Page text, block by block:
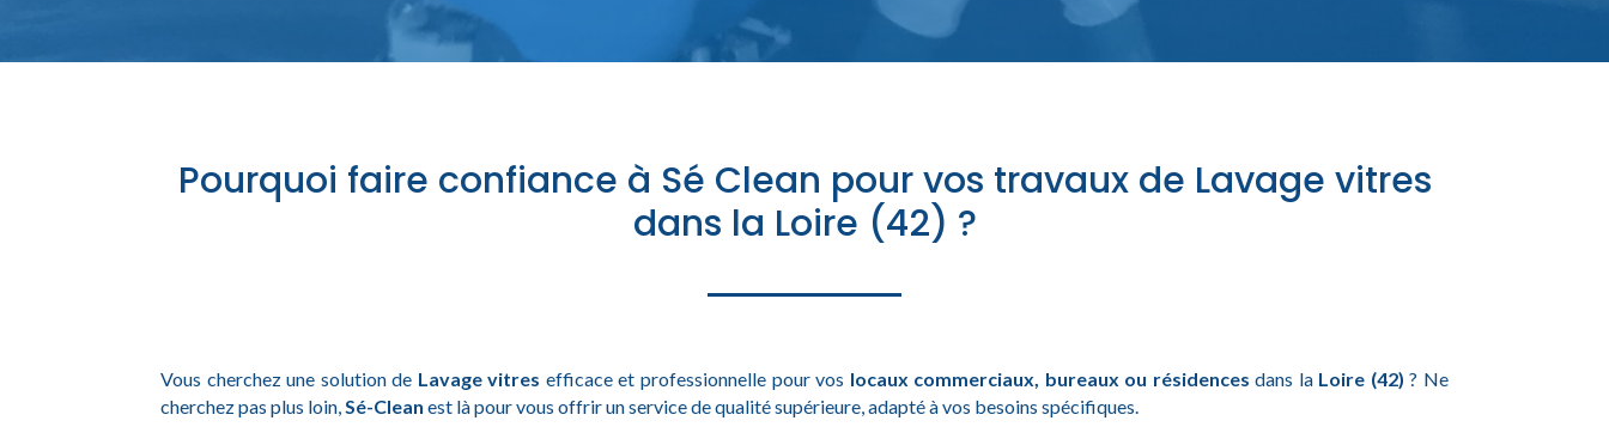
Pourquoi faire confiance à Sé Clean pour vos travaux de Lavage vitres
dans la Loire (42) ?
Vous cherchez une solution de Lavage vitres efficace et professionnelle pour vos locaux commerciaux, bureaux ou résidences dans la Loire (42) ? Ne
cherchez pas plus loin, Sé-Clean est là pour vous offrir un service de qualité supérieure, adapté à vos besoins spécifiques.